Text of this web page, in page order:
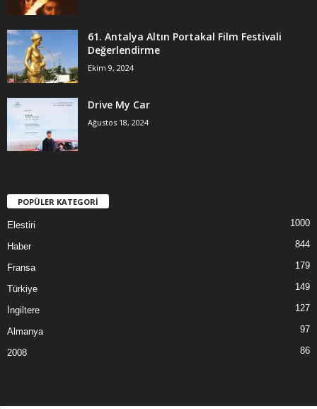
61. Antalya Altın Portakal Film Festivali
Değerlendirme
Ekim 9, 2024
Drive My Car
Ağustos 18, 2024
POPÜLER KATEGORİ
Elestiri 1000
Haber 844
Fransa 179
Türkiye 149
İngiltere 127
Almanya 97
2008 86